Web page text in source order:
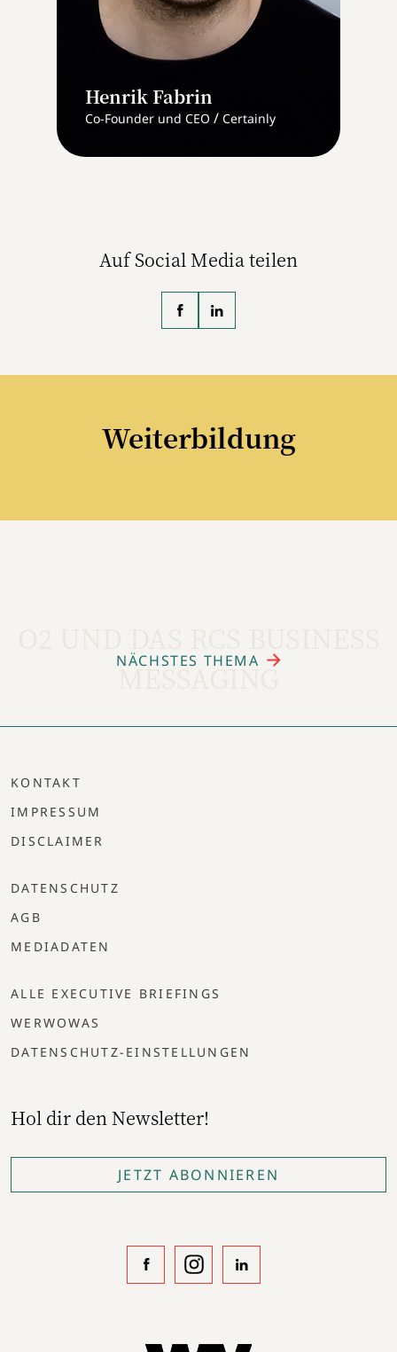
Henrik Fabrin
Co-Founder und CEO / Certainly
Auf Social Media teilen
Weiterbildung
MESSAGING
NÄCHSTES THEMA
KONTAKT
IMPRESSUM
DISCLAIMER
DATENSCHUTZ
AGB
MEDIADATEN
ALLE EXECUTIVE BRIEFINGS
WERWOWAS
DATENSCHUTZ-EINSTELLUNGEN
Hol dir den Newsletter!
JETZT ABONNIEREN